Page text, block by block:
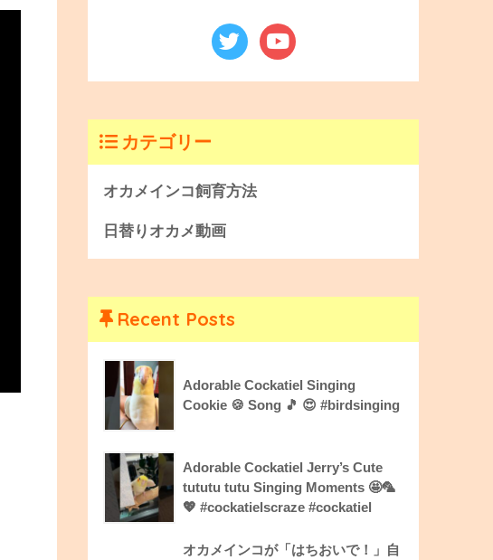
カテゴリー
オカメインコ飼育方法
日替りオカメ動画
Recent Posts
Adorable Cockatiel Singing
Cookie 🍪 Song 🎵 😍 #birdsinging
Adorable Cockatiel Jerry’s Cute
tututu tutu Singing Moments 🤩🦜
💖 #cockatielscraze #cockatiel
オカメインコが「はちおいで！」自